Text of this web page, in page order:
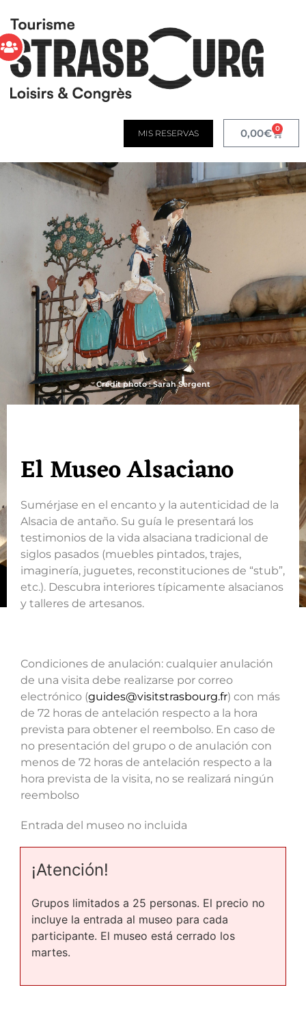
MIS RESERVAS 0,00€ 0
Crédit photo : Sarah Sergent
El Museo Alsaciano
Sumérjase en el encanto y la autenticidad de la
Alsacia de antaño. Su guía le presentará los
testimonios de la vida alsaciana tradicional de
siglos pasados (muebles pintados, trajes,
imaginería, juguetes, reconstituciones de “stub”,
etc.). Descubra interiores típicamente alsacianos
y talleres de artesanos.
Condiciones de anulación: cualquier anulación
de una visita debe realizarse por correo
electrónico (guides@visitstrasbourg.fr) con más
de 72 horas de antelación respecto a la hora
prevista para obtener el reembolso. En caso de
no presentación del grupo o de anulación con
menos de 72 horas de antelación respecto a la
hora prevista de la visita, no se realizará ningún
reembolso
Entrada del museo no incluida
¡Atención!
Grupos limitados a 25 personas. El precio no
incluye la entrada al museo para cada
participante. El museo está cerrado los
martes.